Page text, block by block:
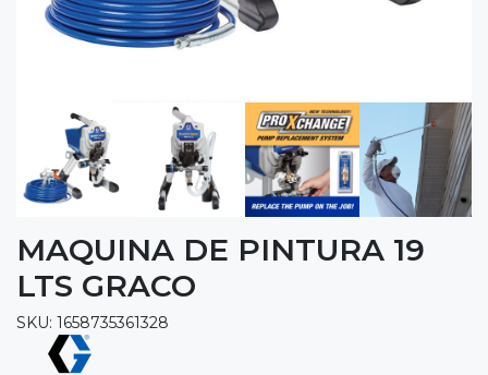
MAQUINA DE PINTURA 19
LTS GRACO
SKU: 1658735361328